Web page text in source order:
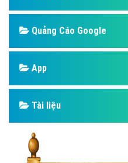
Quảng Cáo Google
App
Tài liệu